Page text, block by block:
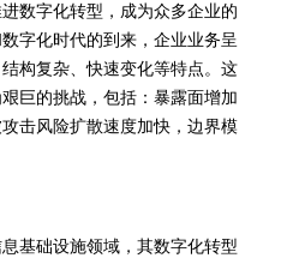
数字化转型，成为众多企业的
字化时代的到来，企业业务呈
构复杂、快速变化等特点。这
巨的挑战，包括：暴露面增加
击风险扩散速度加快，边界模
基础设施领域，其数字化转型